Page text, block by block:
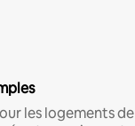
les logements de